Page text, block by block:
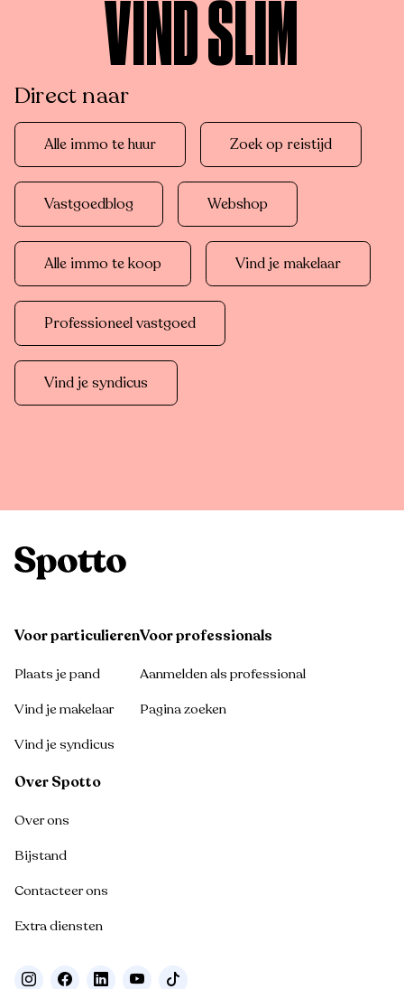
VIND SLIM
Direct naar
Alle immo te huur Zoek op reistijd
Vastgoedblog Webshop
Alle immo te koop Vind je makelaar
Professioneel vastgoed
Vind je syndicus
Voor particulieren
Plaats je pand
Vind je makelaar
Vind je syndicus
Voor professionals
Aanmelden als professional
Pagina zoeken
Over Spotto
Over ons
Bijstand
Contacteer ons
Extra diensten